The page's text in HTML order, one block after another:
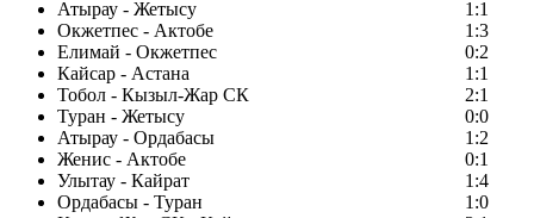
Атырау - Жетысу
1:1
Окжетпес - Актобе
1:3
Елимай - Окжетпес
0:2
Кайсар - Астана
1:1
Тобол - Кызыл-Жар СК
2:1
Туран - Жетысу
0:0
Атырау - Ордабасы
1:2
Женис - Актобе
0:1
Улытау - Кайрат
1:4
Ордабасы - Туран
1:0